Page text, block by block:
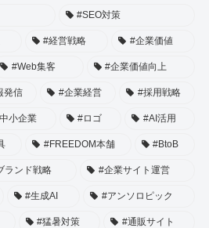
#SEO対策
#経営戦略 #企業価値
#Web集客 #企業価値向上
発信 #企業経営 #採用戦略
小企業 #ロゴ #AI活用
#FREEDOM本舗 #BtoB
ランド戦略 #企業サイト運営
#生成AI #アンソロピック
#猛暑対策 #通販サイト